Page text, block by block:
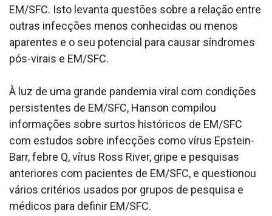
EM/SFC. Isto levanta questões sobre a relação entre
outras infecções menos conhecidas ou menos
aparentes e o seu potencial para causar síndromes
pós-virais e EM/SFC.
À luz de uma grande pandemia viral com condições
persistentes de EM/SFC, Hanson compilou
informações sobre surtos históricos de EM/SFC
com estudos sobre infecções como vírus Epstein-
Barr, febre Q, vírus Ross River, gripe e pesquisas
anteriores com pacientes de EM/SFC, e questionou
vários critérios usados por grupos de pesquisa e
médicos para definir EM/SFC.